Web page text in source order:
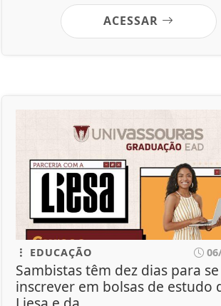
ACESSAR
EDUCAÇÃO
Sambistas têm dez dias para se
inscrever em bolsas de estudo